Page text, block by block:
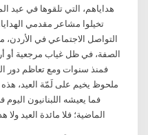
هداياهم، التي تلقوها في عيد
تخيلوا مشاعر مقدمي
التواصل الاجتماعي في
الصفة، في ظل غياب مرجعية أو
فمنذ سنوات ومع تعاظم دور
ملحوظ يخيم على لَمّة العيد، هذه
فما يعيشه اللبنانيون اليوم
الماضية؛ فلا مائدة العيد